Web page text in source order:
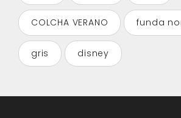
COLCHA VERANO funda
gris disney